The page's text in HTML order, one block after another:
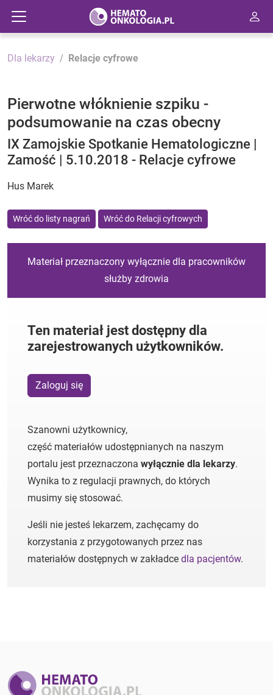
Dla lekarzy Relacje cyfrowe
Pierwotne włóknienie szpiku -
podsumowanie na czas obecny
IX Zamojskie Spotkanie Hematologiczne |
Zamość | 5.10.2018 - Relacje cyfrowe
Hus Marek
Wróć do listy nagrań Wróć do Relacji cyfrowych
Materiał przeznaczony wyłącznie dla pracowników
służby zdrowia
Ten materiał jest dostępny dla
zarejestrowanych użytkowników.
Zaloguj się
Szanowni użytkownicy,
część materiałów udostępnianych na naszym
portalu jest przeznaczona wyłącznie dla lekarzy.
Wynika to z regulacji prawnych, do których
musimy się stosować.
Jeśli nie jesteś lekarzem, zachęcamy do
korzystania z przygotowanych przez nas
materiałów dostępnych w zakładce dla pacjentów.